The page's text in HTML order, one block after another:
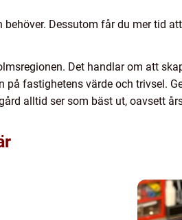
Dessutom får du mer tid
Det handlar om att
fastighetens värde och trivsel.
alltid ser som bäst ut, oavsett